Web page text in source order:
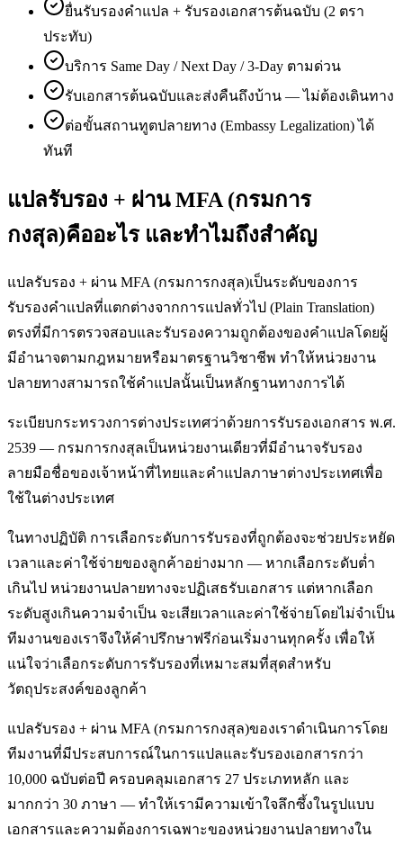
ยื่นรับรองคำแปล + รับรองเอกสารต้นฉบับ (2 ตรา
ประทับ)
บริการ Same Day / Next Day / 3-Day ตามด่วน
รับเอกสารต้นฉบับและส่งคืนถึงบ้าน — ไม่ต้องเดินทาง
ต่อขั้นสถานทูตปลายทาง (Embassy Legalization) ได้
ทันที
แปลรับรอง + ผ่าน MFA (กรมการ
กงสุล)คืออะไร และทำไมถึงสำคัญ
แปลรับรอง + ผ่าน MFA (กรมการกงสุล)เป็นระดับของการ
รับรองคำแปลที่แตกต่างจากการแปลทั่วไป (Plain Translation)
ตรงที่มีการตรวจสอบและรับรองความถูกต้องของคำแปลโดยผู้
มีอำนาจตามกฎหมายหรือมาตรฐานวิชาชีพ ทำให้หน่วยงาน
ปลายทางสามารถใช้คำแปลนั้นเป็นหลักฐานทางการได้
ระเบียบกระทรวงการต่างประเทศว่าด้วยการรับรองเอกสาร พ.ศ.
2539 — กรมการกงสุลเป็นหน่วยงานเดียวที่มีอำนาจรับรอง
ลายมือชื่อของเจ้าหน้าที่ไทยและคำแปลภาษาต่างประเทศเพื่อ
ใช้ในต่างประเทศ
ในทางปฏิบัติ การเลือกระดับการรับรองที่ถูกต้องจะช่วยประหยัด
เวลาและค่าใช้จ่ายของลูกค้าอย่างมาก — หากเลือกระดับต่ำ
เกินไป หน่วยงานปลายทางจะปฏิเสธรับเอกสาร แต่หากเลือก
ระดับสูงเกินความจำเป็น จะเสียเวลาและค่าใช้จ่ายโดยไม่จำเป็น
ทีมงานของเราจึงให้คำปรึกษาฟรีก่อนเริ่มงานทุกครั้ง เพื่อให้
แน่ใจว่าเลือกระดับการรับรองที่เหมาะสมที่สุดสำหรับ
วัตถุประสงค์ของลูกค้า
แปลรับรอง + ผ่าน MFA (กรมการกงสุล)ของเราดำเนินการโดย
ทีมงานที่มีประสบการณ์ในการแปลและรับรองเอกสารกว่า
10,000 ฉบับต่อปี ครอบคลุมเอกสาร 27 ประเภทหลัก และ
มากกว่า 30 ภาษา — ทำให้เรามีความเข้าใจลึกซึ้งในรูปแบบ
เอกสารและความต้องการเฉพาะของหน่วยงานปลายทางใน